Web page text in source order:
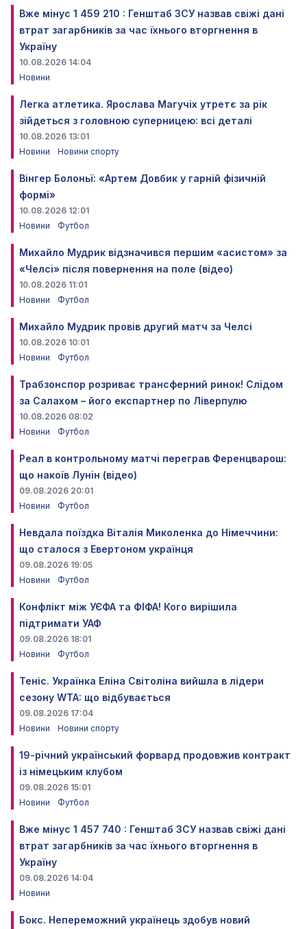
Вже мінус 1 459 210 : Генштаб ЗСУ назвав свіжі дані
втрат загарбників за час їхнього вторгнення в
Україну
10.08.2026 14:04
Новини
Легка атлетика. Ярослава Магучіх утретє за рік
зійдеться з головною суперницею: всі деталі
10.08.2026 13:01
Новини
Новини спорту
Вінгер Болоньї: «Артем Довбик у гарній фізичній
формі»
10.08.2026 12:01
Новини
Футбол
Михайло Мудрик відзначився першим «асистом» за
«Челсі» після повернення на поле (відео)
10.08.2026 11:01
Новини
Футбол
Михайло Мудрик провів другий матч за Челсі
10.08.2026 10:01
Новини
Футбол
Трабзонспор розриває трансферний ринок! Слідом
за Салахом – його експартнер по Ліверпулю
10.08.2026 08:02
Новини
Футбол
Реал в контрольному матчі переграв Ференцварош:
що накоїв Лунін (відео)
09.08.2026 20:01
Новини
Футбол
Невдала поїздка Віталія Миколенка до Німеччини:
що сталося з Евертоном українця
09.08.2026 19:05
Новини
Футбол
Конфлікт між УЄФА та ФІФА! Кого вирішила
підтримати УАФ
09.08.2026 18:01
Новини
Футбол
Теніс. Українка Еліна Світоліна вийшла в лідери
сезону WTA: що відбувається
09.08.2026 17:04
Новини
Новини спорту
19-річний український форвард продовжив контракт
із німецьким клубом
09.08.2026 15:01
Новини
Футбол
Вже мінус 1 457 740 : Генштаб ЗСУ назвав свіжі дані
втрат загарбників за час їхнього вторгнення в
Україну
09.08.2026 14:04
Новини
Бокс. Непереможний українець здобув новий